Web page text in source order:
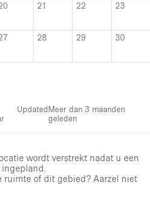
21 22 23
28 29 30
UpdatedMeer dan 3 maanden
geleden
wordt verstrekt nadat u een
ruimte of dit gebied? Aarzel niet